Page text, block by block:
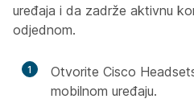
uređaja i da zadrže aktivnu
odjednom.
1
Otvorite Cisco
mobilnom uređaju.